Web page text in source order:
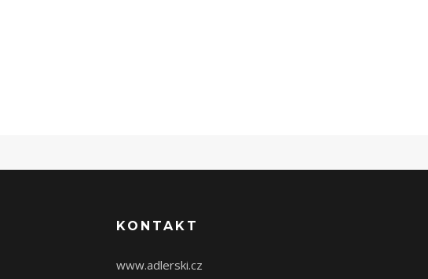
KONTAKT
www.adlerski.cz